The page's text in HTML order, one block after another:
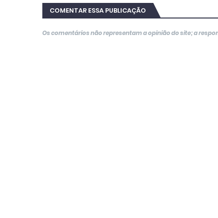
COMENTAR ESSA PUBLICAÇÃO
Os comentários não representam a opinião do site; a